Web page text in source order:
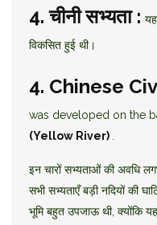
4. चीनी सभ्यता :
विकसित हुई थी।
4. Chinese
was developed on the
(Yellow River)
इन चारों सभ्यताओं की अवधि
सभी सभ्यताएँ बड़ी नदियों की
भूमि बहुत उपजाऊ थी, क्योंकि